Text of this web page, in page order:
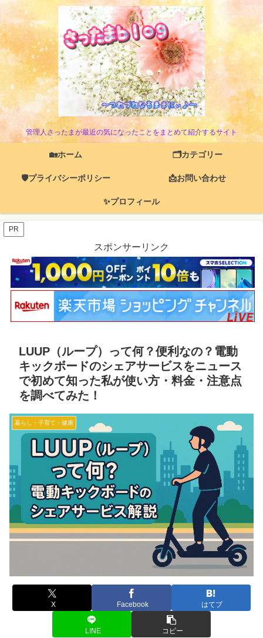
管理人さったまが最近の気になったことをまとめて紹介するサイト
🏡ホーム 🗂️カテゴリー
🛡️プライバシーポリシー 📩お問い合わせ
✨プロフィール
PR
スポンサーリンク
LUUP（ループ）って何？便利なの？電動
キックボードのシェアサービスをニュース
で初めて知った私が使い方・料金・注意点
を調べてみた！
暮らし・子育て・健康
X Facebook はてブ
LINE コピー